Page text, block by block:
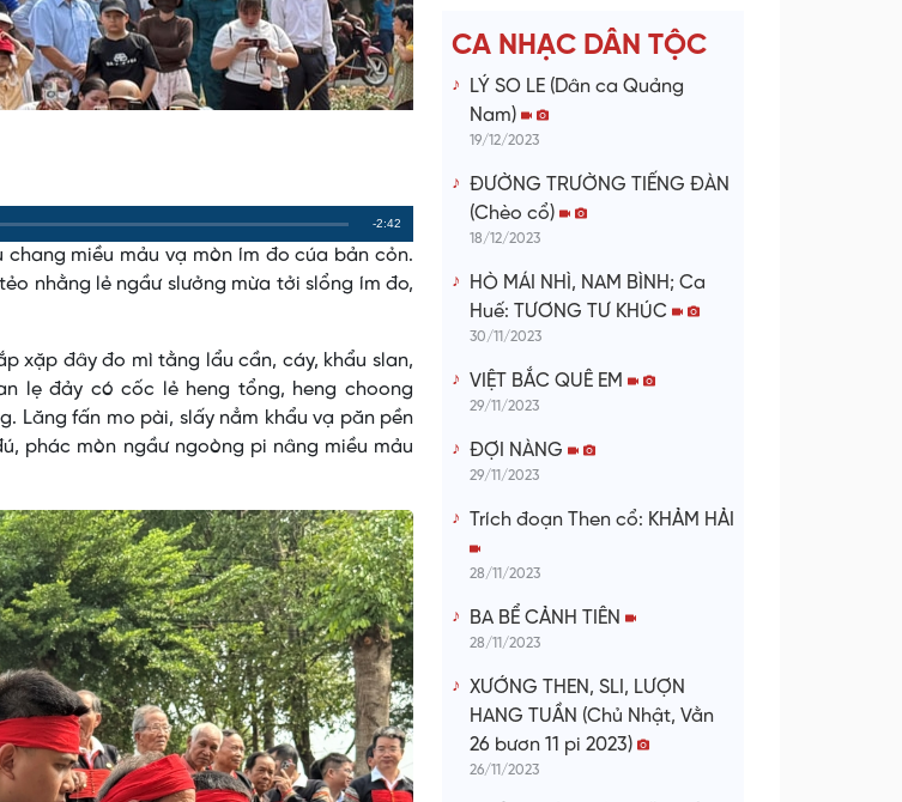
Remaining
Time
-2:42
miều mảu vạ mòn ím đo cúa bản cỏn.
nhằng lẻ ngầư slưởng mừa tởi slổng ím đo,
xặp đây đo mì tằng lẩu cần, cáy, khẩu slan,
lẹ đảy có cốc lẻ heng tổng, heng choong
Lăng fấn mo pài, slấy nẳm khẩu vạ păn pền
phác mòn ngầư ngoòng pi nâng miều mảu
CA NHẠC DÂN TỘC
LÝ SO LE (Dân ca Quảng
Nam)
19/12/2023
ĐƯỜNG TRƯỜNG TIẾNG ĐÀN
(Chèo cổ)
18/12/2023
HÒ MÁI NHÌ, NAM BÌNH; Ca
Huế: TƯƠNG TƯ KHÚC
30/11/2023
VIỆT BẮC QUÊ EM
29/11/2023
ĐỢI NÀNG
29/11/2023
Trích đoạn Then cổ: KHẢM HẢI
28/11/2023
BA BỂ CẢNH TIÊN
28/11/2023
XƯỚNG THEN, SLI, LƯỢN
HANG TUẦN (Chủ Nhật, Vằn
26 bươn 11 pi 2023)
26/11/2023